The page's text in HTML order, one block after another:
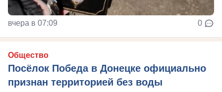
вчера в 07:09 0
Общество
Посёлок Победа в Донецке официально
признан территорией без воды